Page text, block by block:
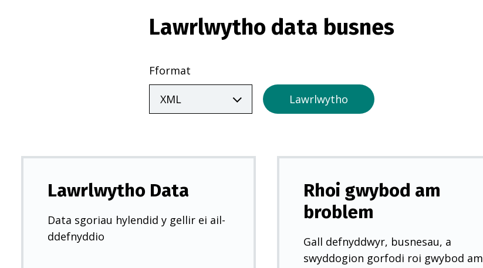
r
n
n
w
y
d
)
Lawrlwytho data busnes
Fformat
Lawrlwytho
Lawrlwytho Data
Data sgoriau hylendid y gellir ei ail-
ddefnyddio
Rhoi gwybod am
broblem
Gall defnyddwyr, busnesau, a
swyddogion gorfodi roi gwybod am